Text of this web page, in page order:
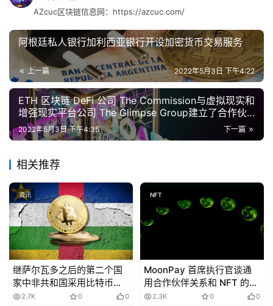
AZcuc区块链信息网：https://azcuc.com/
阿根廷私人银行加利西亚银行开设加密货币交易服务
上一篇 2022年5月3日 下午4:22
ETH 区块链 DeFi 公司 The Commission与虚拟现实和
增强现实平台公司 The Glimpse Group建立了合作伙
伴关系，以创建基于 AR 的镀金 NFT 项目。
下一篇
2022年5月3日 下午4:35
相关推荐
资讯
继萨尔瓦多之后的第二个国
家中非共和国采用比特币作
为法定货币
2.7K 0 0
NFT
MoonPay 首席执行官谈通
用合作伙伴关系和 NFT 的未
来2.3K 0 0